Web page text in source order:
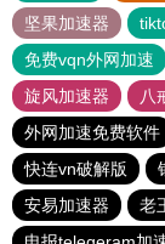
坚果加速器
免费vqn外网加速
旋风加速器
八
外网加速免费软件
快连vn破解版
安易加速器
老